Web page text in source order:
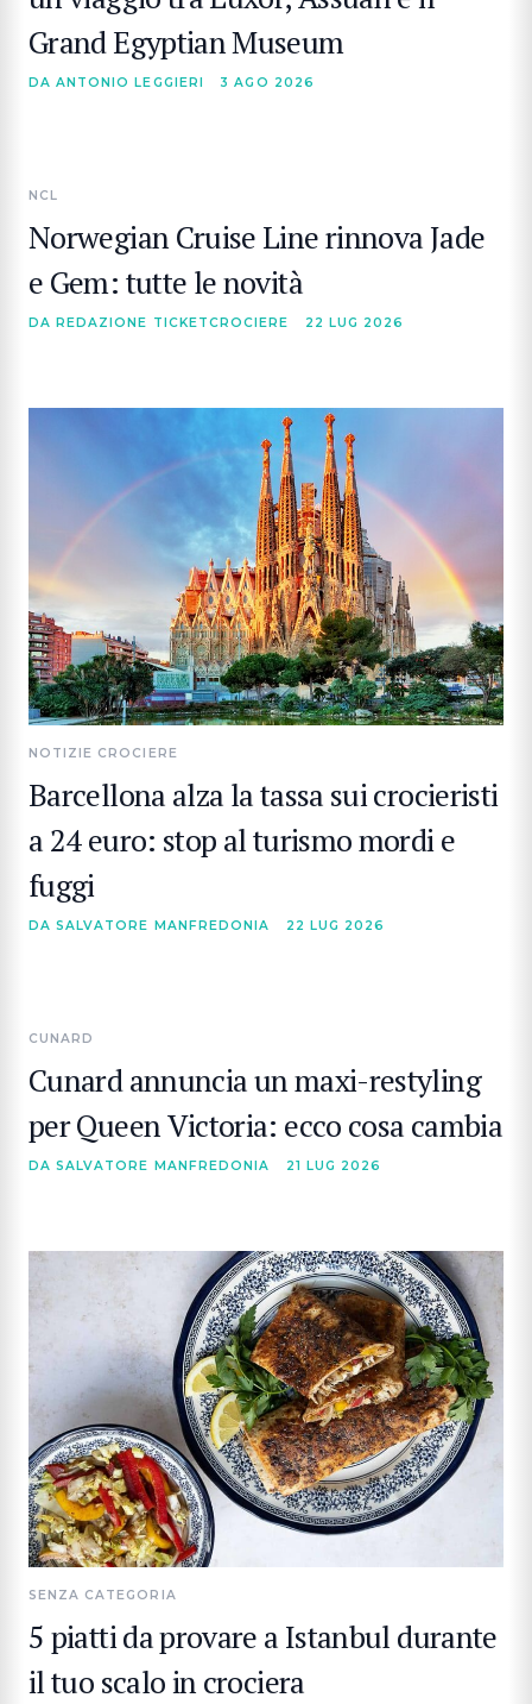
Grand Egyptian Museum
DA ANTONIO LEGGIERI 3 AGO 2026
NCL
Norwegian Cruise Line rinnova Jade
e Gem: tutte le novità
DA REDAZIONE TICKETCROCIERE 22 LUG 2026
NOTIZIE CROCIERE
Barcellona alza la tassa sui crocieristi
a 24 euro: stop al turismo mordi e
fuggi
DA SALVATORE MANFREDONIA 22 LUG 2026
CUNARD
Cunard annuncia un maxi-restyling
per Queen Victoria: ecco cosa cambia
DA SALVATORE MANFREDONIA 21 LUG 2026
SENZA CATEGORIA
5 piatti da provare a Istanbul durante
il tuo scalo in crociera